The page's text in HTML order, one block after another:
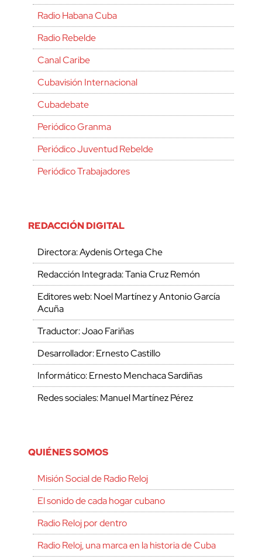
Radio Habana Cuba
Radio Rebelde
Canal Caribe
Cubavisión Internacional
Cubadebate
Periódico Granma
Periódico Juventud Rebelde
Periódico Trabajadores
REDACCIÓN DIGITAL
Directora: Aydenis Ortega Che
Redacción Integrada: Tania Cruz Remón
Editores web: Noel Martínez y Antonio García
Acuña
Traductor: Joao Fariñas
Desarrollador: Ernesto Castillo
Informático: Ernesto Menchaca Sardiñas
Redes sociales: Manuel Martínez Pérez
QUIÉNES SOMOS
Misión Social de Radio Reloj
El sonido de cada hogar cubano
Radio Reloj por dentro
Radio Reloj, una marca en la historia de Cuba